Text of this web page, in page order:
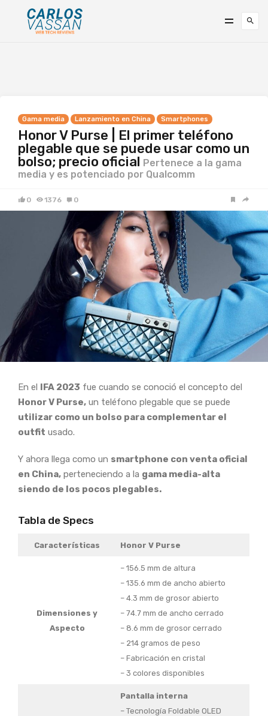
Gama media Lanzamiento en China Smartphones
Honor V Purse | El primer teléfono
plegable que se puede usar como un
bolso; precio oficial Pertenece a la gama
media y es potenciado por Qualcomm
0 1376 0
En el IFA 2023 fue cuando se conoció el concepto del
Honor V Purse, un teléfono plegable que se puede
utilizar como un bolso para complementar el
outfit usado.
Y ahora llega como un smartphone con venta oficial
en China, perteneciendo a la gama media-alta
siendo de los pocos plegables.
Tabla de Specs
Características Honor V Purse
Dimensiones y
Aspecto
– 156.5 mm de altura
– 135.6 mm de ancho abierto
– 4.3 mm de grosor abierto
– 74.7 mm de ancho cerrado
– 8.6 mm de grosor cerrado
– 214 gramos de peso
– Fabricación en cristal
– 3 colores disponibles
Pantalla interna
– Tecnología Foldable OLED